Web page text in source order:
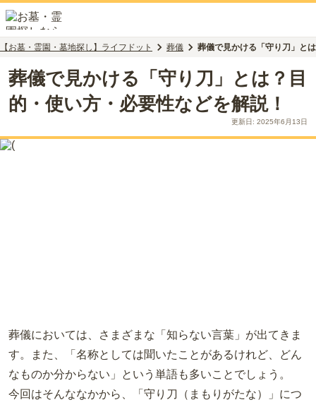
【お墓・霊園・墓地探し】ライフドット 葬儀 葬儀で見かける「守り刀」と
葬儀で見かける「守り刀」とは？目
的・使い方・必要性などを解説！
更新日: 2025年6月13日
葬儀においては、さまざまな「知らない言葉」が出てきま
す。また、「名称としては聞いたことがあるけれど、どん
なものか分からない」という単語も多いことでしょう。
今回はそんななかから、「守り刀（まもりがたな）」につ